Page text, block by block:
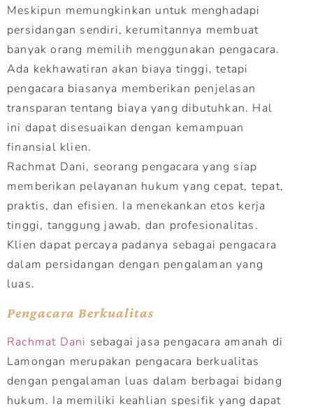
Meskipun memungkinkan untuk menghadapi
persidangan sendiri, kerumitannya membuat
banyak orang memilih menggunakan pengacara.
Ada kekhawatiran akan biaya tinggi, tetapi
pengacara biasanya memberikan penjelasan
transparan tentang biaya yang dibutuhkan. Hal
ini dapat disesuaikan dengan kemampuan
finansial klien.
Rachmat Dani, seorang pengacara yang siap
memberikan pelayanan hukum yang cepat, tepat,
praktis, dan efisien. Ia menekankan etos kerja
tinggi, tanggung jawab, dan profesionalitas.
Klien dapat percaya padanya sebagai pengacara
dalam persidangan dengan pengalaman yang
luas.
Pengacara Berkualitas
Rachmat Dani sebagai jasa pengacara amanah di
Lamongan merupakan pengacara berkualitas
dengan pengalaman luas dalam berbagai bidang
hukum. Ia memiliki keahlian spesifik yang dapat